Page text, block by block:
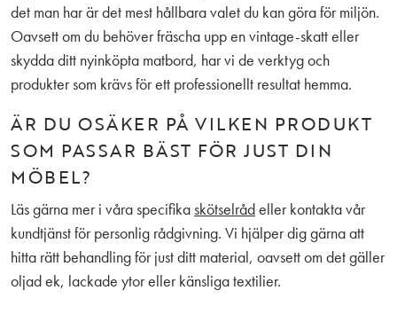
det man har är det mest hållbara valet du kan göra för miljön.
Oavsett om du behöver fräscha upp en vintage-skatt eller
skydda ditt nyinköpta matbord, har vi de verktyg och
produkter som krävs för ett professionellt resultat hemma.
ÄR DU OSÄKER PÅ VILKEN PRODUKT
SOM PASSAR BÄST FÖR JUST DIN
MÖBEL?
Läs gärna mer i våra specifikaskötselrådeller kontakta vår
kundtjänst för personlig rådgivning. Vi hjälper dig gärna att
hitta rätt behandling för just ditt material, oavsett om det gäller
oljad ek, lackade ytor eller känsliga textilier.